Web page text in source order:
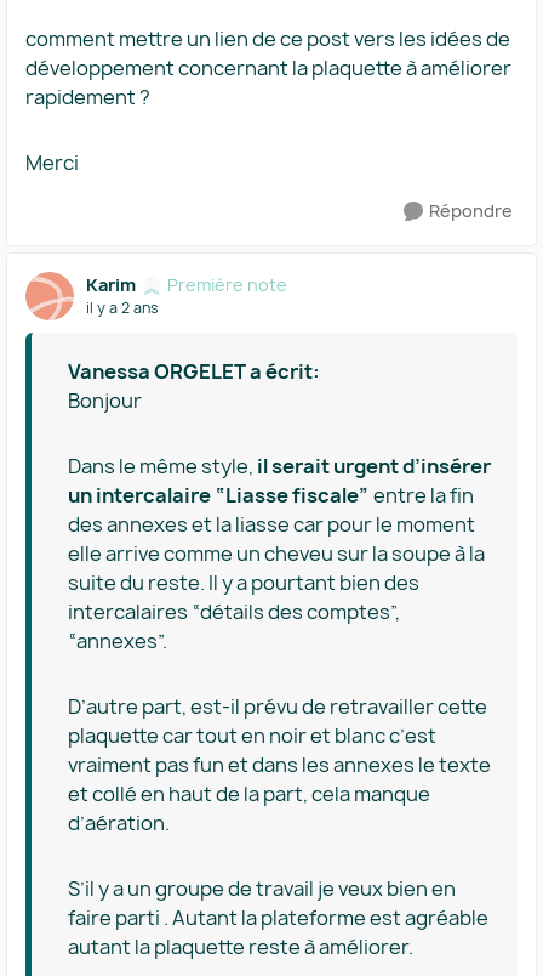
comment mettre un lien de ce post vers les idées de
développement concernant la plaquette à améliorer
rapidement ?
Merci
Répondre
Karim Première note
il y a 2 ans
Vanessa ORGELET a écrit:
Bonjour
Dans le même style, il serait urgent d’insérer
un intercalaire “Liasse fiscale” entre la fin
des annexes et la liasse car pour le moment
elle arrive comme un cheveu sur la soupe à la
suite du reste. Il y a pourtant bien des
intercalaires “détails des comptes”,
“annexes”.
D’autre part, est-il prévu de retravailler cette
plaquette car tout en noir et blanc c’est
vraiment pas fun et dans les annexes le texte
et collé en haut de la part, cela manque
d’aération.
S’il y a un groupe de travail je veux bien en
faire parti . Autant la plateforme est agréable
autant la plaquette reste à améliorer.